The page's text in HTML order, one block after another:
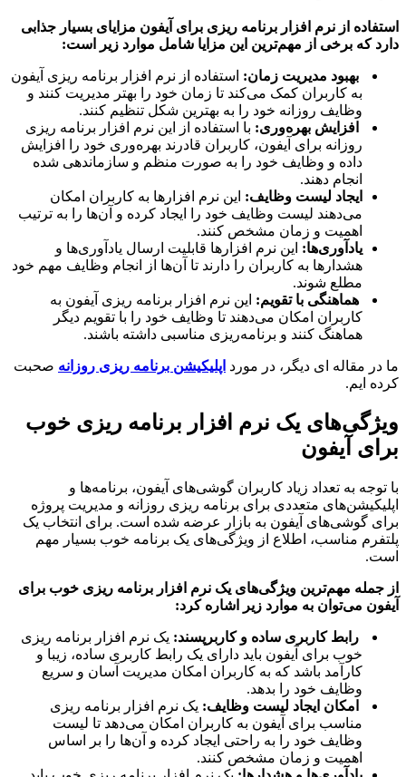
از نرم افزار برنامه ریزی برای آیفون مزایای بسیار جذابی
که برخی از مهم‌ترین این مزایا شامل موارد زیر است:
بهبود مدیریت زمان: استفاده از نرم افزار برنامه ریزی آیفون
به کاربران کمک می‌کند تا زمان خود را بهتر مدیریت کنند و
وظایف روزانه خود را به بهترین شکل تنظیم کنند.
افزایش بهره‌وری:با استفاده از این نرم افزار برنامه ریزی
روزانه برای آیفون، کاربران قادرند بهره‌وری خود را افزایش
داده و وظایف خود را به صورت منظم و سازماندهی شده
انجام دهند.
ایجاد لیست وظایف:این نرم افزارها به کاربران امکان
می‌دهند لیست وظایف خود را ایجاد کرده و آن‌ها را به ترتیب
اهمیت و زمان مشخص کنند.
یادآوری‌ها: این نرم افزارها قابلیت ارسال یادآوری‌ها و
هشدارها به کاربران را دارند تا آن‌ها از انجام وظایف مهم خود
مطلع شوند.
هماهنگی با تقویم:این نرم افزار برنامه ریزی آیفون به
کاربران امکان می‌دهند تا وظایف خود را با تقویم دیگر
هماهنگ کنند و برنامه‌ریزی مناسبی داشته باشند.
مقاله ای دیگر، در مورداپلیکیشن برنامه ریزی روزانهصحبت
ایم.
یک نرم افزار برنامه ریزی خوب
آیفون
به تعداد زیاد کاربران گوشی‌های آیفون، برنامه‌ها و
متعددی برای برنامه ریزی روزانه و مدیریت پروژه
گوشی‌های آیفون به بازار عرضه شده است. برای انتخاب یک
مناسب، اطلاع از ویژگی‌های یک برنامه خوب بسیار مهم
مهم‌ترین ویژگی‌های یک نرم افزار برنامه ریزی خوب برای
می‌توان به موارد زیر اشاره کرد:
رابط کاربری ساده و کاربرپسند:یک نرم افزار برنامه ریزی
خوب برای آیفون باید دارای یک رابط کاربری ساده، زیبا و
کارآمد باشد که به کاربران امکان مدیریت آسان و سریع
وظایف خود را بدهد.
امکان ایجاد لیست وظایف:یک نرم افزار برنامه ریزی
مناسب برای آیفون به کاربران امکان می‌دهد تا لیست
وظایف خود را به راحتی ایجاد کرده و آن‌ها را بر اساس
اهمیت و زمان مشخص کنند.